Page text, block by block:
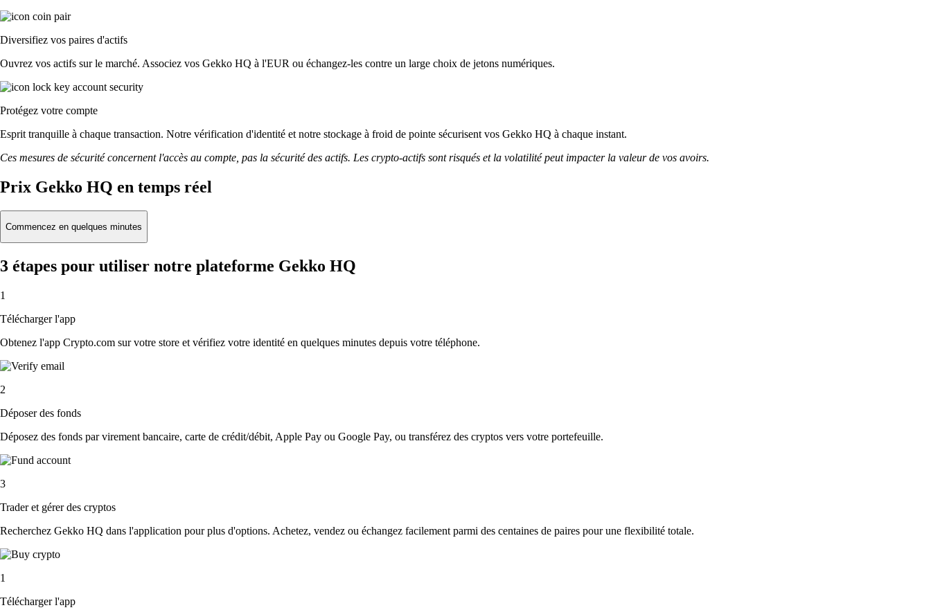
Diversifiez vos paires d'actifs
Ouvrez vos actifs sur le marché. Associez vos Gekko HQ à l'EUR ou échangez-les contre un large choix de jetons numériques.
Protégez votre compte
Esprit tranquille à chaque transaction. Notre vérification d'identité et notre stockage à froid de pointe sécurisent vos Gekko HQ à chaque instant.
Ces mesures de sécurité concernent l'accès au compte, pas la sécurité des actifs. Les crypto-actifs sont risqués et la volatilité peut impacter la valeur de vos avoirs.
Prix Gekko HQ en temps réel
Commencez en quelques minutes
3 étapes pour utiliser notre plateforme Gekko HQ
1
Télécharger l'app
Obtenez l'app Crypto.com sur votre store et vérifiez votre identité en quelques minutes depuis votre téléphone.
2
Déposer des fonds
Déposez des fonds par virement bancaire, carte de crédit/débit, Apple Pay ou Google Pay, ou transférez des cryptos vers votre portefeuille.
3
Trader et gérer des cryptos
Recherchez Gekko HQ dans l'application pour plus d'options. Achetez, vendez ou échangez facilement parmi des centaines de paires pour une flexibilité totale.
1
Télécharger l'app